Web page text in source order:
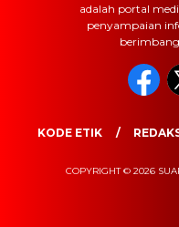
adalah portal
penyampaian
KODE ETIK
COPYRIGHT © 2026